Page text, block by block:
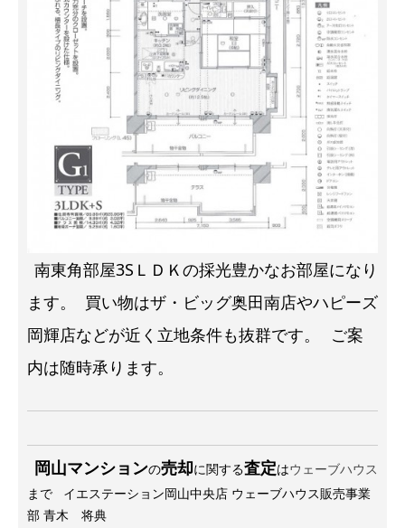
南東角部屋3SＬＤＫの採光豊かなお部屋になり
ます。
買い物はザ・ビッグ奥田南店やハピーズ
岡輝店などが近く立地条件も抜群です。
ご案
内は随時承ります。
岡山マンションの売却に関する査定はウェーブハウス
まで イエステーション岡山中央店 ウェーブハウス販売事業
部 青木 将典